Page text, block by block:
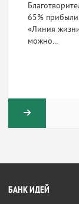
65%
«Линия
можно...
БАНК ИДЕЙ